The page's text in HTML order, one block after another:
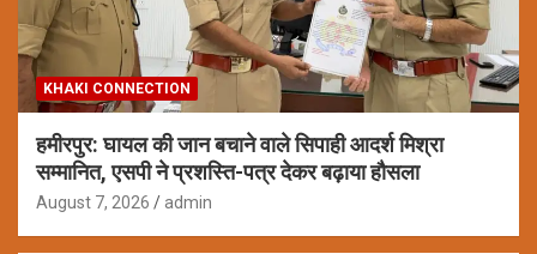
KHAKI CONNECTION
हमीरपुर: घायल की जान बचाने वाले सिपाही आदर्श मिश्रा
सम्मानित, एसपी ने प्रशस्ति-पत्र देकर बढ़ाया हौसला
August 7, 2026 admin